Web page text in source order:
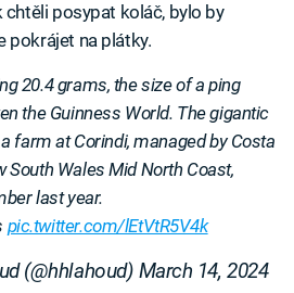
posypat koláč, bylo by
pokrájet na plátky.
20.4 grams, the size of a ping
the Guinness World. The gigantic
farm at Corindi, managed by Costa
South Wales Mid North Coast,
last year.
pic.twitter.com/lEtVtR5V4k
(@hhlahoud) March 14, 2024